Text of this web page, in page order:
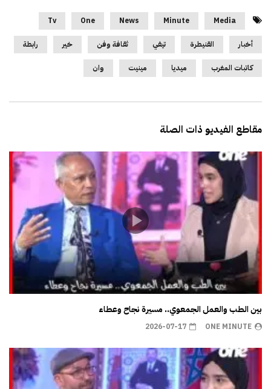
Media
Minute
News
One
Tv
أخبار القنيطرة تيفي ثقافة وفن خير رابطة
كاتبات المغرب ميديا مينيت وان
مقاطع الفيديو ذات الصلة
بين الطب والعمل الجمعوي.. مسيرة نجاح وعطاء
ONE MINUTE
2026-07-17